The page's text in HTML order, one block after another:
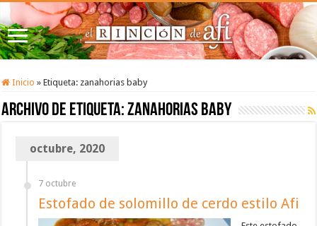
Inicio » Etiqueta: zanahorias baby
Archivo de etiqueta:zanahorias baby
octubre, 2020
7 octubre
Estofado de solomillo de cerdo estilo Afi